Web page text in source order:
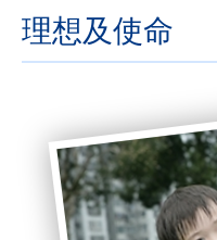
理想及使命